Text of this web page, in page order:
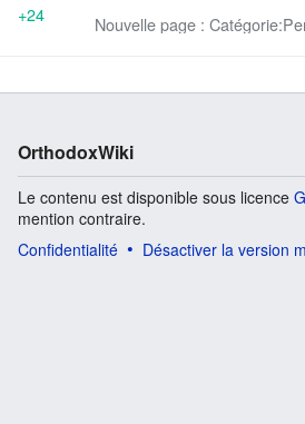
Nouvelle page :
+24
OrthodoxWiki
Le contenu est disponible sous licence
mention contraire.
Confidentialité
Désactiver la version